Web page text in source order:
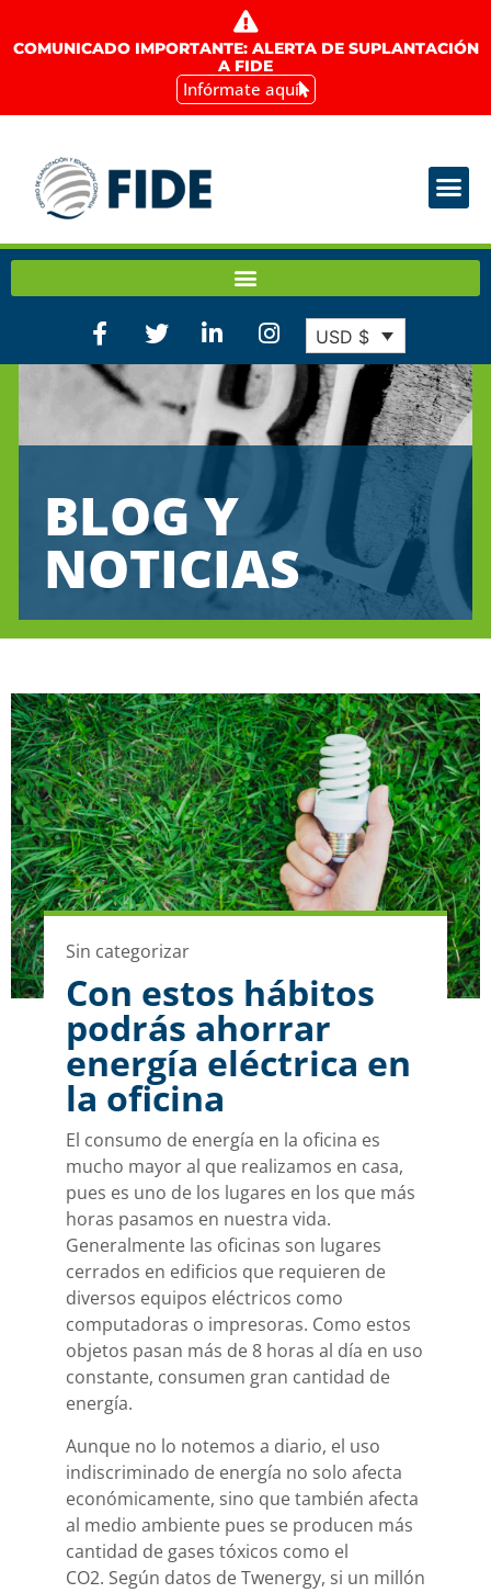
COMUNICADO IMPORTANTE: ALERTA DE SUPLANTACIÓN
A FIDE
Infórmate aquí
USD $
BLOG Y
NOTICIAS
Sin categorizar
Con estos hábitos
podrás ahorrar
energía eléctrica en
la oficina
El consumo de energía en la oficina es
mucho mayor al que realizamos en casa,
pues es uno de los lugares en los que más
horas pasamos en nuestra vida.
Generalmente las oficinas son lugares
cerrados en edificios que requieren de
diversos equipos eléctricos como
computadoras o impresoras. Como estos
objetos pasan más de 8 horas al día en uso
constante, consumen gran cantidad de
energía.
Aunque no lo notemos a diario, el uso
indiscriminado de energía no solo afecta
económicamente, sino que también afecta
al medio ambiente pues se producen más
cantidad de gases tóxicos como el
CO2. Según datos de Twenergy, si un millón